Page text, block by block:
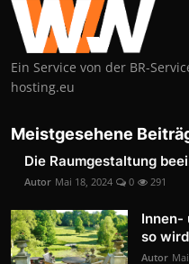
Ein Service von der BR-
hosting.eu
Meistgesehene
Die Raumgestaltung
Autor Mai 18, 2024 0 291
Innen-
so
Autor